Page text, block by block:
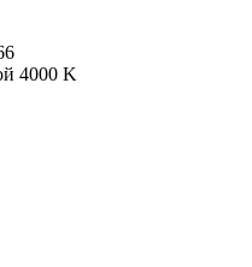
4000 K